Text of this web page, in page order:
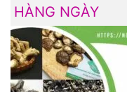
HÀNG NGÀY